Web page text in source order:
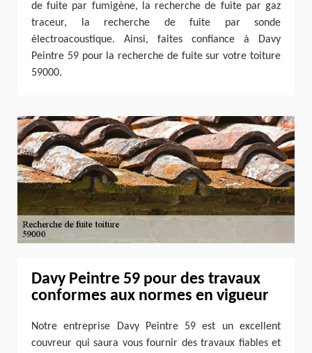
de fuite par fumigène, la recherche de fuite par gaz
traceur, la recherche de fuite par sonde
électroacoustique. Ainsi, faites confiance à Davy
Peintre 59 pour la recherche de fuite sur votre toiture
59000.
Davy Peintre 59 pour des travaux
conformes aux normes en vigueur
Notre entreprise Davy Peintre 59 est un excellent
couvreur qui saura vous fournir des travaux fiables et